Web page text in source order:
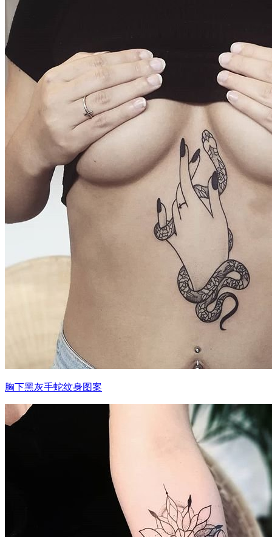
武汉老兵纹身微信
： 服务号：laobingwenshen 订阅号：laobing66666 打造国
文资讯！精美纹身图案及手稿 纹身作品 一站搞定！回复相
问千万素材的微官网，中国最强最全纹身图案尽在其中！
胸下黑灰手蛇纹身图案